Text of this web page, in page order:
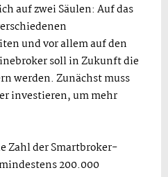
auf zwei Säulen: Auf das
und vor allem auf den
soll in Zukunft die
werden. Zunächst muss
investieren, um mehr
Zahl der Smartbroker-
200.000